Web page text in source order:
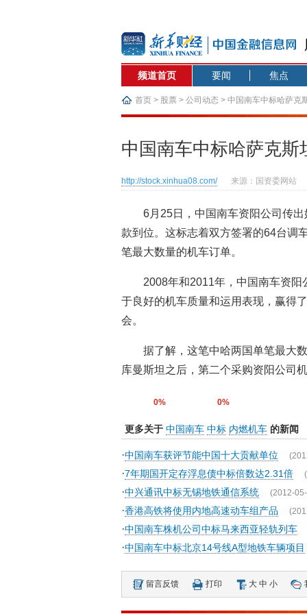
频道首页 要闻 焦点
首页 > 股票 > 公司动态 > 中国南车中标哈萨克
中国南车中标哈萨克斯
http://stock.xinhua08.com/ 来源：国资委网站
6月25日，中国南车资阳公司传
款到位。这标志着双方签署的64台调
笔最大数量的机车订单。
2008年和2011年，中国南车资
于良好的机车质量和运用表现，赢得
会。
据了解，这笔中哈两国单笔最大
库曼斯坦之后，第二个采购资阳公司
0% 0%
更多关于 中国南车 中标 内燃机车 的新闻
·中国南车获评节能中国十大贡献单位
·7年期国开定存浮息债中标倍数达2.31倍
·中兴通讯中标无锡地铁通信系统 (2012-
·香港高铁将使用内地高速动车组产品
·中国南车株机公司中标马来西亚轻轨列车
·中国南车中标北京14号线A型地铁车辆项目
留言反馈 打印 大 中 小